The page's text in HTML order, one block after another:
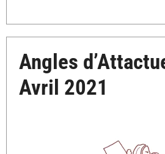
Angles
Avril 2021